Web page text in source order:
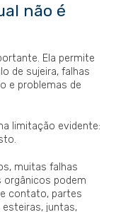
não é
Ela permite
de sujeira, falhas
e problemas de
limitação evidente:
muitas falhas
orgânicos podem
contato, partes
juntas,